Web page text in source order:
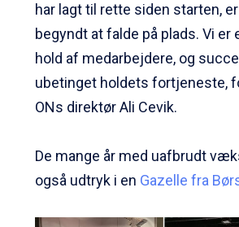
har lagt til rette siden starten,
begyndt at falde på plads. Vi er
hold af medarbejdere, og
ubetinget holdets fortjeneste,
ONs direktør Ali Cevik.
De mange år med uafbrudt
også udtryk i en Gazelle fra